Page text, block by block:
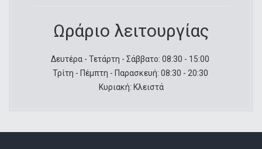
Ωράριο λειτουργίας
Δευτέρα - Τετάρτη - Σάββατο: 08:30 - 15:00
Τρίτη - Πέμπτη - Παρασκευή: 08:30 - 20:30
Κυριακή: Κλειστά